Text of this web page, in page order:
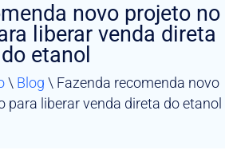
novo projeto no
liberar venda direta
do etanol
\ Blog \ Fazenda recomenda novo
para liberar venda direta do etanol